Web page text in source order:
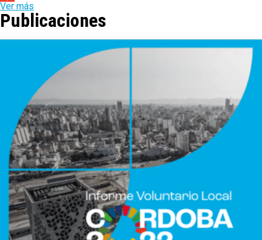
Ver más
Publicaciones